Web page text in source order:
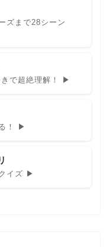
ズまで28シーン
で超絶理解！ ▶
！ ▶
イズ ▶